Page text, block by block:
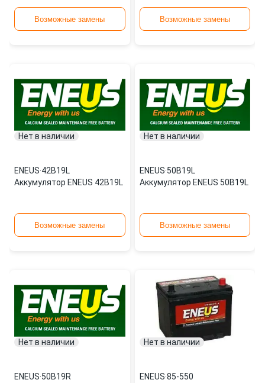
Возможные замены Возможные замены
Нет в наличии
ENEUS·42B19L
Аккумулятор ENEUS 42B19L
Возможные замены
Нет в наличии
ENEUS·50B19L
Аккумулятор ENEUS 50B19L
Возможные замены
Нет в наличии
ENEUS·50B19R
Нет в наличии
ENEUS·85-550